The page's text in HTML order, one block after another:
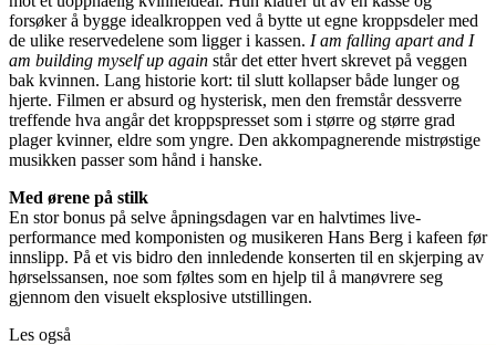
forsøker å bygge idealkroppen ved å bytte ut egne kroppsdeler med
de ulike reservedelene som ligger i kassen. I am falling apart and I
am building myself up again står det etter hvert skrevet på veggen
bak kvinnen. Lang historie kort: til slutt kollapser både lunger og
hjerte. Filmen er absurd og hysterisk, men den fremstår dessverre
treffende hva angår det kroppspresset som i større og større grad
plager kvinner, eldre som yngre. Den akkompagnerende mistrøstige
musikken passer som hånd i hanske.
Med ørene på stilk
En stor bonus på selve åpningsdagen var en halvtimes live-
performance med komponisten og musikeren Hans Berg i kafeen før
innslipp. På et vis bidro den innledende konserten til en skjerping av
hørselssansen, noe som føltes som en hjelp til å manøvrere seg
gjennom den visuelt eksplosive utstillingen.
Les også